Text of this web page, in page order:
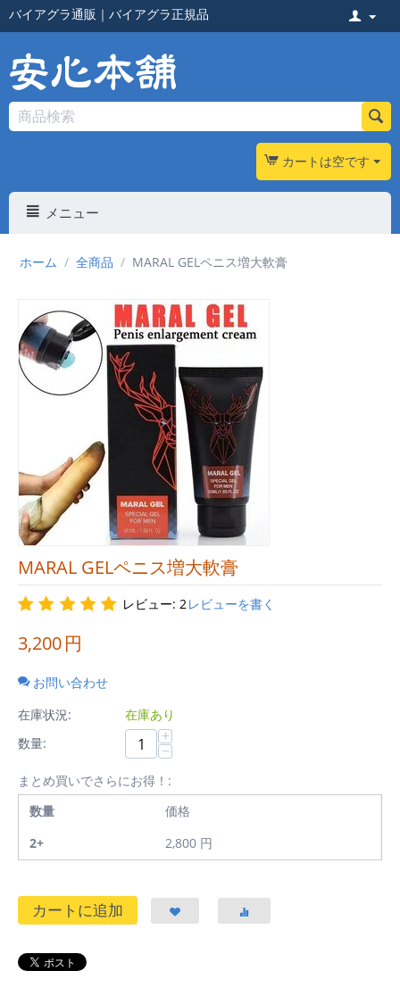
バイアグラ通販 ｜ バイアグラ正規品
カートは空です
メニュー
ホーム / 全商品 / MARAL GELペニス増大軟膏
MARAL GELペニス増大軟膏
レビュー: 2 レビューを書く
3,200円
お問い合わせ
在庫状況:
在庫あり
数量:
+
−
まとめ買いでさらにお得！:
数量
価格
2+
2,800 円
カートに追加